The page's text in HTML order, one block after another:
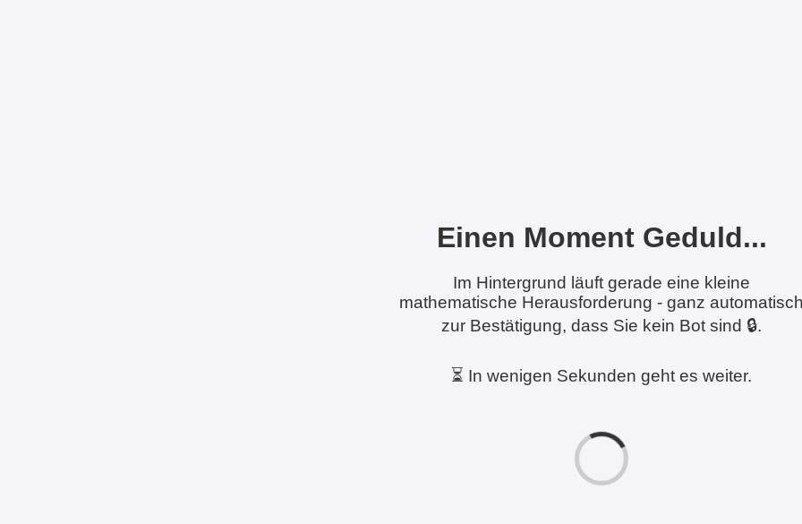
Einen Moment Geduld...
Im Hintergrund läuft gerade eine kleine
mathematische Herausforderung - ganz
zur Bestätigung, dass Sie kein Bot sind 🔒.
⏳ In wenigen Sekunden geht es weiter.